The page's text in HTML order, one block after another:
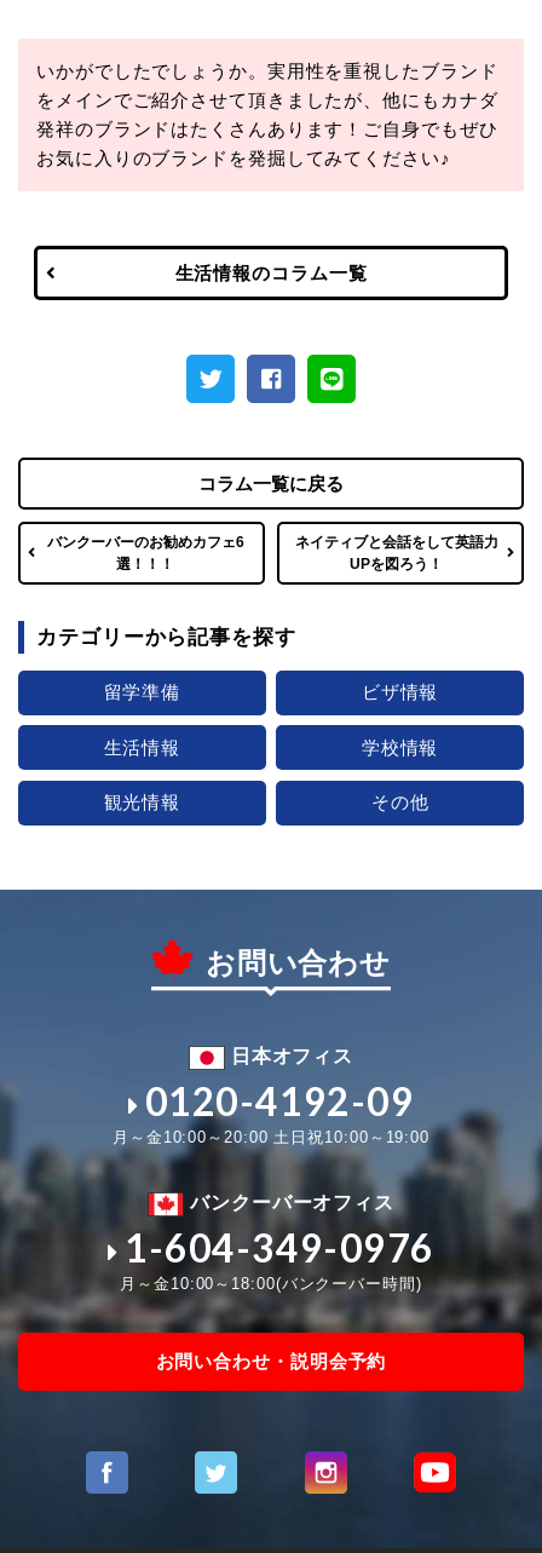
いかがでしたでしょうか。実用性を重視したブランド
をメインでご紹介させて頂きましたが、他にもカナダ
発祥のブランドはたくさんあります！ご自身でもぜひ
お気に入りのブランドを発掘してみてください♪
生活情報のコラム一覧
バンクーバーのお勧めカフェ6
選！！！
コラム一覧に戻る
ネイティブと会話をして英語力
UPを図ろう！
カテゴリーから記事を探す
留学準備 ビザ情報
生活情報 学校情報
観光情報 その他
お問い合わせ
日本オフィス
0120-4192-09
月～金10:00～20:00 土日祝10:00～19:00
バンクーバーオフィス
1-604-349-0976
月～金10:00～18:00(バンクーバー時間)
お問い合わせ・説明会予約